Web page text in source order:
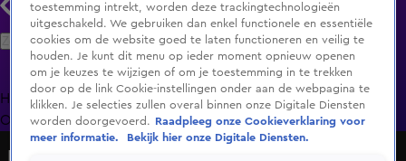
Zoeken
HomeUitzending Gemist Programma's De Bondgenoten
OranjezomerLivestreamsShop
toestemming intrekt, worden deze trackingtechnologieën
uitgeschakeld. We gebruiken dan enkel functionele en essentiële
cookies om de website goed te laten functioneren en veilig te
houden. Je kunt dit menu op ieder moment opnieuw openen
om je keuzes te wijzigen of om je toestemming in te trekken
door op de link Cookie-instellingen onder aan de webpagina te
klikken. Je selecties zullen overal binnen onze Digitale Diensten
worden doorgevoerd.
Raadpleeg onze Cookieverklaring voor
meer informatie.
Bekijk hier onze Digitale Diensten.